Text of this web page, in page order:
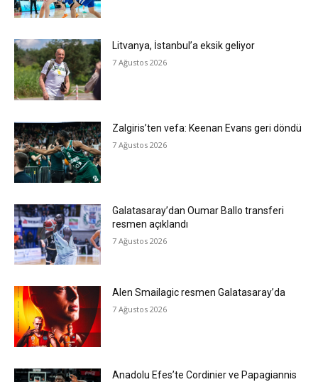
Litvanya, İstanbul’a eksik geliyor
7 Ağustos 2026
Zalgiris’ten vefa: Keenan Evans geri döndü
7 Ağustos 2026
Galatasaray’dan Oumar Ballo transferi
resmen açıklandı
7 Ağustos 2026
Alen Smailagic resmen Galatasaray’da
7 Ağustos 2026
Anadolu Efes’te Cordinier ve Papagiannis